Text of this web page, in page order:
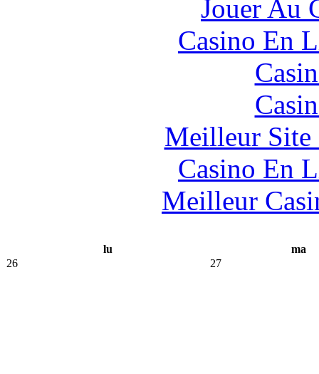
Jouer Au
Casino En
Meilleur Site
Casino En
Meilleur
lu
ma
26
27